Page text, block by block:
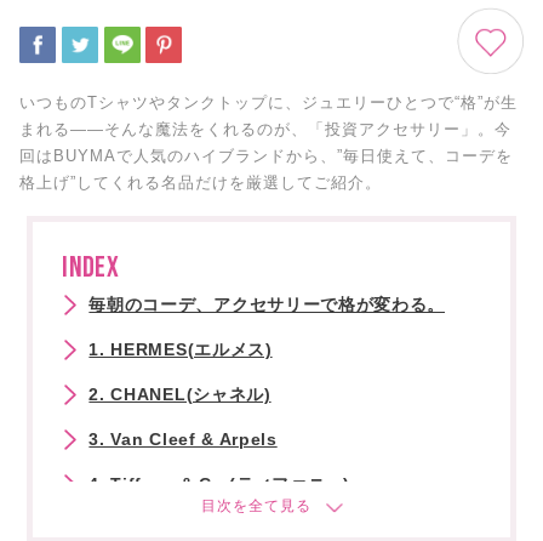
いつものTシャツやタンクトップに、ジュエリーひとつで“格”が生
まれる――そんな魔法をくれるのが、「投資アクセサリー」。今
回はBUYMAで人気のハイブランドから、”毎日使えて、コーデを
格上げ”してくれる名品だけを厳選してご紹介。
INDEX
毎朝のコーデ、アクセサリーで格が変わる。
1. HERMES(エルメス)
2. CHANEL(シャネル)
3. Van Cleef & Arpels
4. Tiffany & Co.(ティファニー)